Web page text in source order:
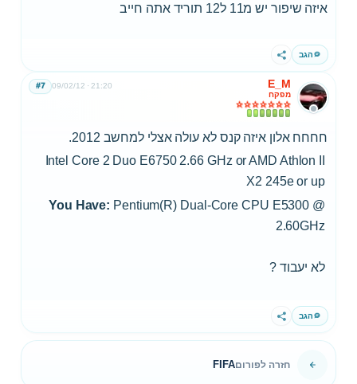
איזה שיפור יש מ11 ל12 תוריד אתה חייב
הגב שתף
E_M
מפקח
09/02/12 21:20
#7
חחחח אלון איזה קנס לא עולה אצלי למחשב 2012.
Intel Core 2 Duo E6750 2.66 GHz or AMD Athlon II
X2 245e or up
You Have: Pentium(R) Dual-Core CPU E5300 @
2.60GHz
לא יעבוד ?
הגב שתף
חזרה לפורוםFIFA